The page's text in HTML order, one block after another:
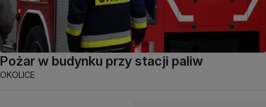
Pożar w budynku przy stacji paliw
OKOLICE